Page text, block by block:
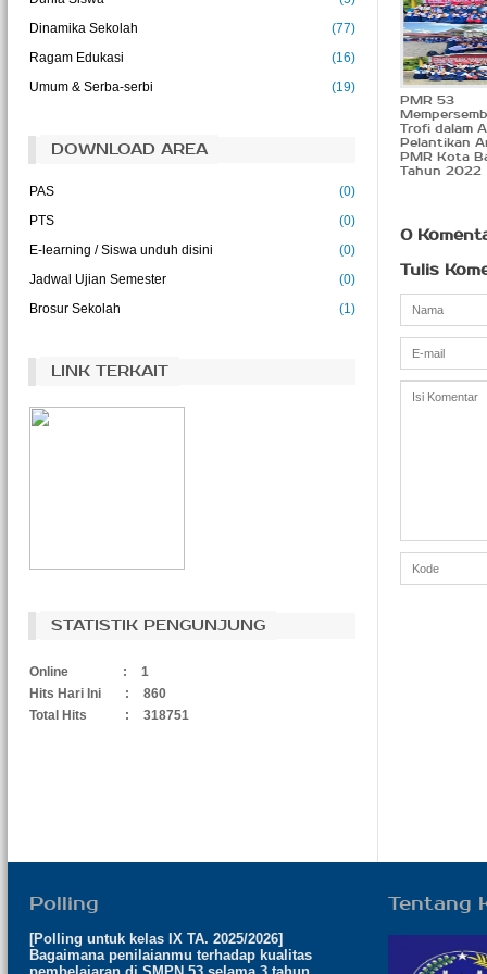
PMR 53
Trofi dalam
Pelantikan
PMR Kota
Tahun 2022
0
Tulis
pendidikan adalah kehidupan itu sendiri.
(John Dewey)
Ilmu adalah kehidupan bagi pikiran
(Abu Bakar)
Dinamika Sekolah
(77)
Ragam Edukasi
(16)
Umum & Serba-serbi
(19)
DOWNLOAD AREA
PAS
(0)
PTS
(0)
E-learning / Siswa unduh disini
(0)
Jadwal Ujian Semester
(0)
Brosur Sekolah
(1)
LINK TERKAIT
STATISTIK PENGUNJUNG
Online :
1
Hits Hari Ini
:
860
Total Hits
: 318751
Polling
[Polling untuk kelas IX TA. 2025/2026]
Bagaimana penilaianmu terhadap kualitas
Tentang